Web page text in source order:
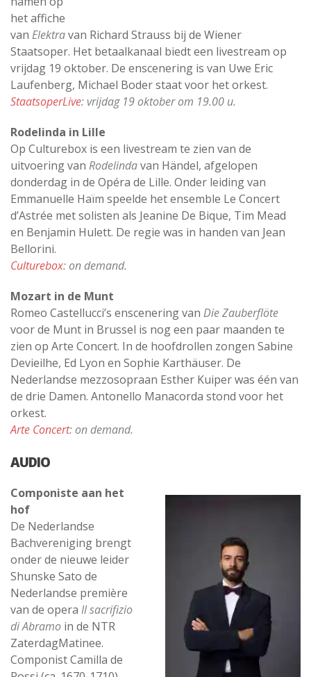
het affiche
van Elektravan Richard Strauss bij de Wiener
Staatsoper. Het betaalkanaal biedt een livestream op
vrijdag 19 oktober. De enscenering is van Uwe Eric
Laufenberg, Michael Boder staat voor het orkest.
StaatsoperLive: vrijdag 19 oktober om 19.00 u.
Rodelinda in Lille
Op Culturebox is een livestream te zien van de
uitvoering van Rodelindavan Händel, afgelopen
donderdag in de Opéra de Lille. Onder leiding van
Emmanuelle Haïm speelde het ensemble Le Concert
d’Astrée met solisten als Jeanine De Bique, Tim Mead
en Benjamin Hulett. De regie was in handen van Jean
Bellorini.
Culturebox: on demand.
Mozart in de Munt
Romeo Castellucci’s enscenering van Die Zauberflöte
voor de Munt in Brussel is nog een paar maanden te
zien op Arte Concert. In de hoofdrollen zongen Sabine
Devieilhe, Ed Lyon en Sophie Karthäuser. De
Nederlandse mezzosopraan Esther Kuiper was één van
de drie Damen. Antonello Manacorda stond voor het
orkest.
Arte Concert: on demand.
AUDIO
Componiste aan het
hof
De Nederlandse
Bachvereniging brengt
onder de nieuwe leider
Shunske Sato de
Nederlandse première
van de opera Il sacrifizio
di Abramo in de NTR
ZaterdagMatinee.
Componist Camilla de